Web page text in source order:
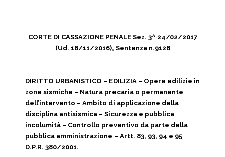
CORTE DI CASSAZIONE PENALE Sez. 3^ 24/02/2017
(Ud. 16/11/2016), Sentenza n.9126
DIRITTO URBANISTICO – EDILIZIA – Opere edilizie in
zone sismiche – Natura precaria o permanente
dell’intervento – Ambito di applicazione della
disciplina antisismica – Sicurezza e pubblica
incolumità – Controllo preventivo da parte della
pubblica amministrazione – Artt. 83, 93, 94 e 95
D.P.R. 380/2001.